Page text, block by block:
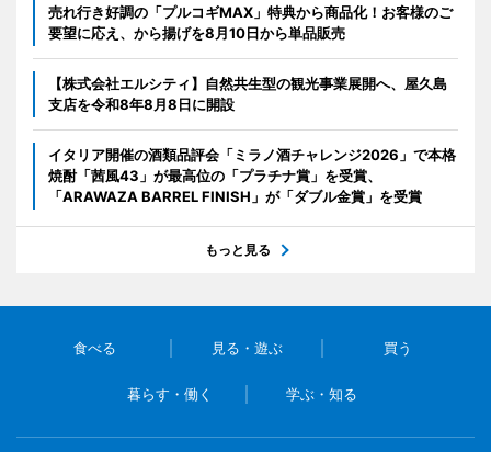
売れ行き好調の「プルコギMAX」特典から商品化！お客様のご
要望に応え、から揚げを8月10日から単品販売
【株式会社エルシティ】自然共生型の観光事業展開へ、屋久島
支店を令和8年8月8日に開設
イタリア開催の酒類品評会「ミラノ酒チャレンジ2026」で本格
焼酎「茜風43」が最高位の「プラチナ賞」を受賞、
「ARAWAZA BARREL FINISH」が「ダブル金賞」を受賞
もっと見る
食べる 見る・遊ぶ 買う
暮らす・働く 学ぶ・知る